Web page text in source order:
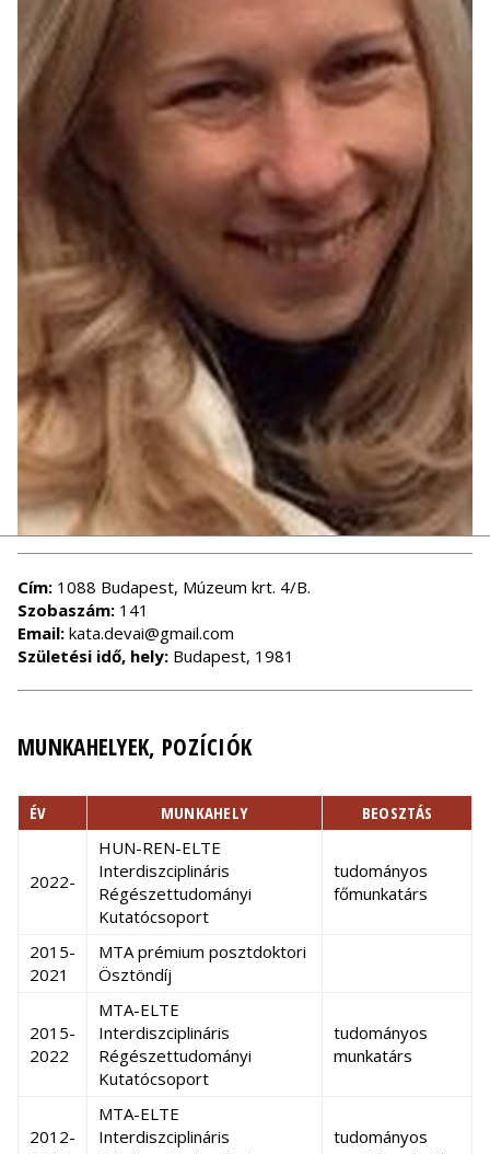
Cím: 1088 Budapest, Múzeum krt. 4/B.
Szobaszám: 141
Email: kata.devai@gmail.com
Születési idő, hely: Budapest, 1981
MUNKAHELYEK, POZÍCIÓK
ÉV MUNKAHELY BEOSZTÁS
2022-
HUN-REN-ELTE
Interdiszciplináris
Régészettudományi
Kutatócsoport
tudományos
főmunkatárs
2015-
2021
MTA prémium posztdoktori
Ösztöndíj
2015-
2022
MTA-ELTE
Interdiszciplináris
Régészettudományi
Kutatócsoport
tudományos
munkatárs
2012-
MTA-ELTE
Interdiszciplináris
tudományos